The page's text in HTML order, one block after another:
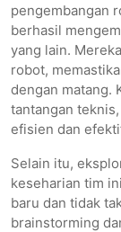
pengembangan
berhasil
yang lain.
robot,
dengan matang.
tantangan
efisien dan
Selain itu,
keseharian tim
baru dan tidak
brainstorming